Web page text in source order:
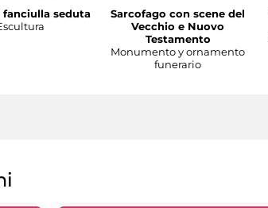
fanciulla seduta
Sarcofago con scene del
Vecchio e Nuovo
Testamento
Monumento y ornamento
funerario